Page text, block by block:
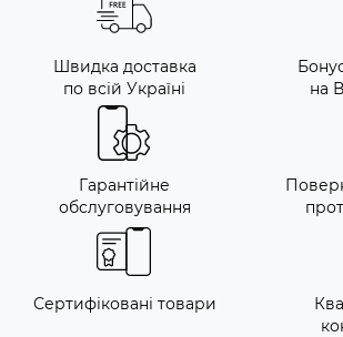
Швидка доставка
по всій Україні
на
Гарантійне
обслуговування
Сертифіковані товари